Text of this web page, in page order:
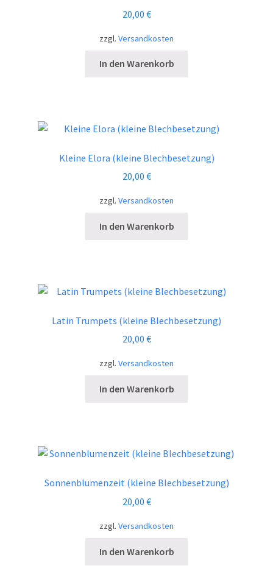
20,00 €
zzgl. Versandkosten
In den Warenkorb
Kleine Elora (kleine Blechbesetzung)
20,00 €
zzgl. Versandkosten
In den Warenkorb
Latin Trumpets (kleine Blechbesetzung)
20,00 €
zzgl. Versandkosten
In den Warenkorb
Sonnenblumenzeit (kleine Blechbesetzung)
20,00 €
zzgl. Versandkosten
In den Warenkorb